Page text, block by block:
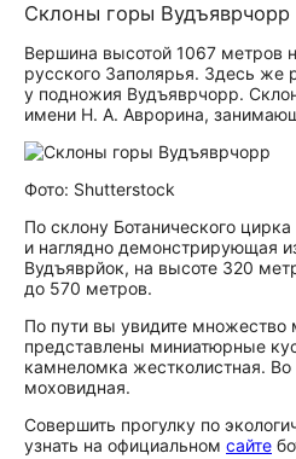
Склоны горы Вудъяврчорр
Вершина высотой 1067 метров
русского Заполярья. Здесь же
у подножия Вудъяврчорр.
имени Н. А. Аврорина,
Фото: Shutterstock
По склону Ботанического
и наглядно демонстрирующая
Вудъяврйок, на высоте 320
до 570 метров.
По пути вы увидите
представлены миниатюрные
камнеломка жестколистная.
моховидная.
Совершить прогулку по
узнать на официальном сайте